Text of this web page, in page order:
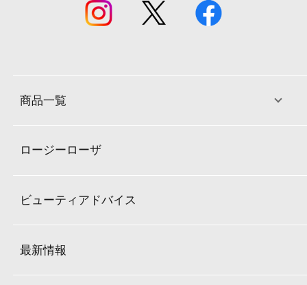
商品一覧
ロージーローザ
ビューティアドバイス
最新情報